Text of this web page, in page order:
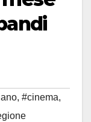
, #cinema,